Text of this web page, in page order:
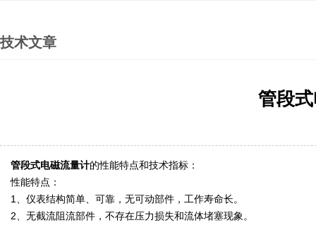
技术文章
管段
管段式电磁流量计的性能特点和技术指标：
性能特点：
1、仪表结构简单、可靠，无可动部件，工作寿命长。
2、无截流阻流部件，不存在压力损失和流体堵塞现象。